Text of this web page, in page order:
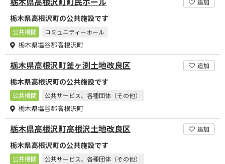
追加
栃木県高根沢町の公共施設です
公共機関 コミュニティーホール
栃木県塩谷郡高根沢町
栃木県高根沢町釜ヶ渕土地改良区 追加
栃木県高根沢町の公共施設です
公共機関 公共サービス、各種団体（その他）
栃木県塩谷郡高根沢町
栃木県高根沢町高根沢土地改良区 追加
栃木県高根沢町の公共施設です
公共機関 公共サービス、各種団体（その他）